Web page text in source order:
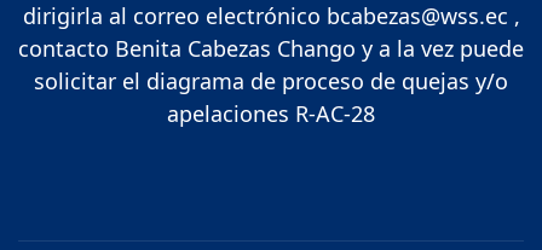
dirigirla al correo electrónico bcabezas@wss.ec ,
contacto Benita Cabezas Chango y a la vez puede
solicitar el diagrama de proceso de quejas y/o
apelaciones R-AC-28